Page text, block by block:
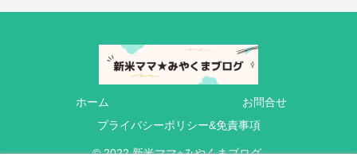
ホーム
お問合せ
プライバシーポリシー&免責事項
© 2022 新米ママ⭐︎みやくまブログ.